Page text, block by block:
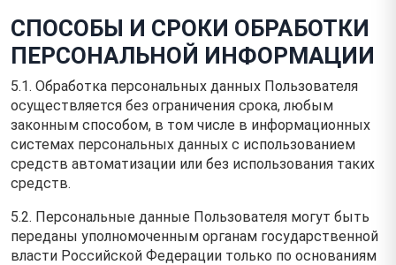
СПОСОБЫ И СРОКИ ОБРАБОТКИ
ПЕРСОНАЛЬНОЙ ИНФОРМАЦИИ
5.1. Обработка персональных данных Пользователя
осуществляется без ограничения срока, любым
законным способом, в том числе в информационных
системах персональных данных с использованием
средств автоматизации или без использования таких
средств.
5.2. Персональные данные Пользователя могут быть
переданы уполномоченным органам государственной
власти Российской Федерации только по основаниям